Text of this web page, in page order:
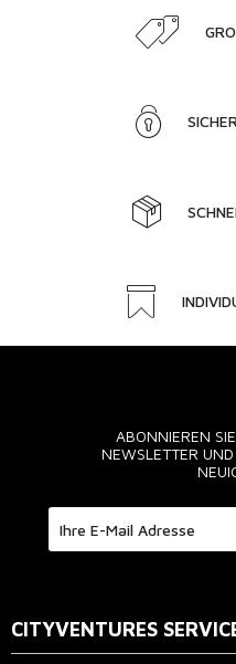
ABONNIEREN
NEWSLETTER
CITYVENTURES